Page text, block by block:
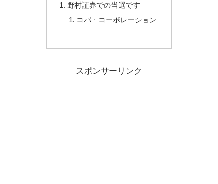
野村証券での当選です
コパ・コーポレーション
スポンサーリンク